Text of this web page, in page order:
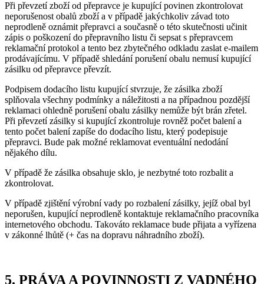
Při převzetí zboží od přepravce je kupující povinen zkontrolovat
neporušenost obalů zboží a v případě jakýchkoliv závad toto
neprodleně oznámit přepravci a současně o této skutečnosti učinit
zápis o poškození do přepravního listu či sepsat s přepravcem
reklamační protokol a tento bez zbytečného odkladu zaslat e-mailem
prodávajícímu. V případě shledání porušení obalu nemusí kupující
zásilku od přepravce převzít.
Podpisem dodacího listu kupující stvrzuje, že zásilka zboží
splňovala všechny podmínky a náležitosti a na případnou pozdější
reklamaci ohledně porušení obalu zásilky nemůže být brán zřetel.
Při převzetí zásilky si kupující zkontroluje rovněž počet balení a
tento počet balení zapíše do dodacího listu, který podepisuje
přepravci. Bude pak možné reklamovat eventuální nedodání
nějakého dílu.
V případě že zásilka obsahuje sklo, je nezbytné toto rozbalit a
zkontrolovat.
V případě zjištění výrobní vady po rozbalení zásilky, jejíž obal byl
neporušen, kupující neprodleně kontaktuje reklamačního pracovníka
internetového obchodu. Takováto reklamace bude přijata a vyřízena
v zákonné lhůtě (+ čas na dopravu náhradního zboží).
5. PRÁVA A POVINNOSTI Z VADNÉHO